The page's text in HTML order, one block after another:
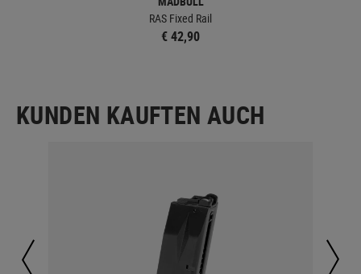
RAS Fixed Rail
€ 42,90
KUNDEN KAUFTEN AUCH